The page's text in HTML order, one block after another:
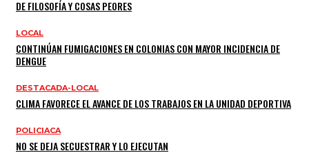
DE FILOSOFÍA Y COSAS PEORES
LOCAL
CONTINÚAN FUMIGACIONES EN COLONIAS CON MAYOR INCIDENCIA DE
DENGUE
DESTACADA-LOCAL
CLIMA FAVORECE EL AVANCE DE LOS TRABAJOS EN LA UNIDAD DEPORTIVA
POLICIACA
NO SE DEJA SECUESTRAR Y LO EJECUTAN